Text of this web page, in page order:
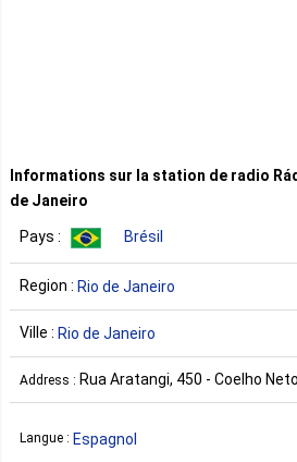
Informations sur la station de radio
de Janeiro
Pays : Brésil
Region : Rio de Janeiro
Ville : Rio de Janeiro
Address : Rua Aratangi, 450 - Coelho
Langue : Espagnol